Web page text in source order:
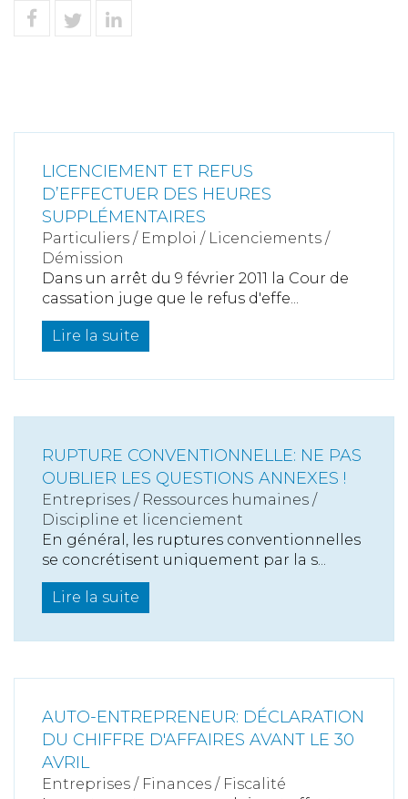
LICENCIEMENT ET REFUS
D’EFFECTUER DES HEURES
SUPPLÉMENTAIRES
Particuliers / Emploi / Licenciements /
Démission
Dans un arrêt du 9 février 2011 la Cour de
cassation juge que le refus d'effe...
Lire la suite
RUPTURE CONVENTIONNELLE: NE PAS
OUBLIER LES QUESTIONS ANNEXES !
Entreprises / Ressources humaines /
Discipline et licenciement
En général, les ruptures conventionnelles
se concrétisent uniquement par la s...
Lire la suite
AUTO-ENTREPRENEUR: DÉCLARATION
DU CHIFFRE D'AFFAIRES AVANT LE 30
AVRIL
Entreprises / Finances / Fiscalité